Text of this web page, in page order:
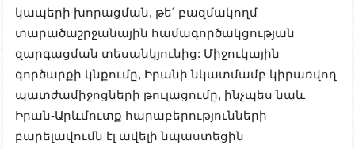
կապերի խորացման, թե՛ բազմակողմ
տարածաշրջանային համագործակցության
զարգացման տեսանկյունից: Միջուկային
գործարքի կնքումը, Իրանի նկատմամբ կիրառվող
պատժամիջոցների թուլացումը, ինչպես նաև
Իրան-Արևմուտք հարաբերությունների
բարելավումն էլ ավելի նպաստեցին